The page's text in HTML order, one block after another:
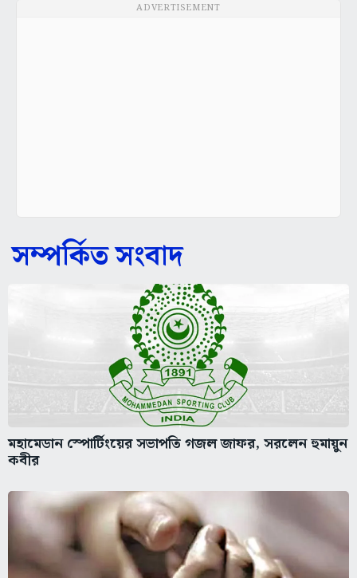
ADVERTISEMENT
সম্পর্কিত সংবাদ
মহামেডান স্পোর্টিংয়ের সভাপতি গজল জাফর, সরলেন হুমায়ুন
কবীর